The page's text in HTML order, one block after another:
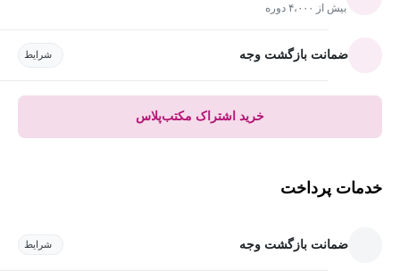
بیش از ۴،۰۰۰ دوره
ضمانت بازگشت وجه شرایط
خرید اشتراک مکتب‌پلاس
خدمات پرداخت
ضمانت بازگشت وجه شرایط